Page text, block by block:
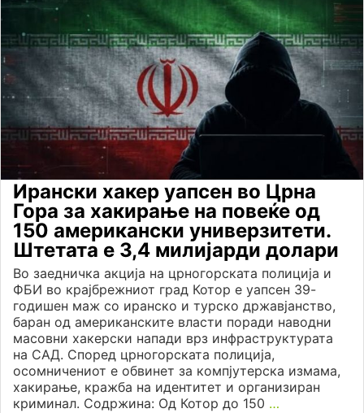
Ирански хакер уапсен во Црна
Гора за хакирање на повеќе од
150 американски универзитети.
Штетата е 3,4 милијарди долари
Во заедничка акција на црногорската полиција и
ФБИ во крајбрежниот град Котор е уапсен 39-
годишен маж со иранско и турско државјанство,
баран од американските власти поради наводни
масовни хакерски напади врз инфраструктурата
на САД. Според црногорската полиција,
осомничениот е обвинет за компјутерска измама,
хакирање, кражба на идентитет и организиран
криминал. Содржина: Од Котор до 150 …